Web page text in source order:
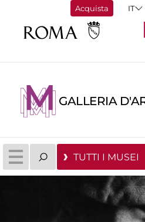
Acquista
GALLERIA
TUTTI I MUSEI